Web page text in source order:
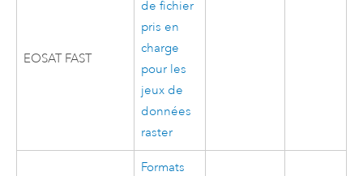
EOSAT FAST
de fichier
pris en
charge
pour les
jeux de
données
raster
Formats